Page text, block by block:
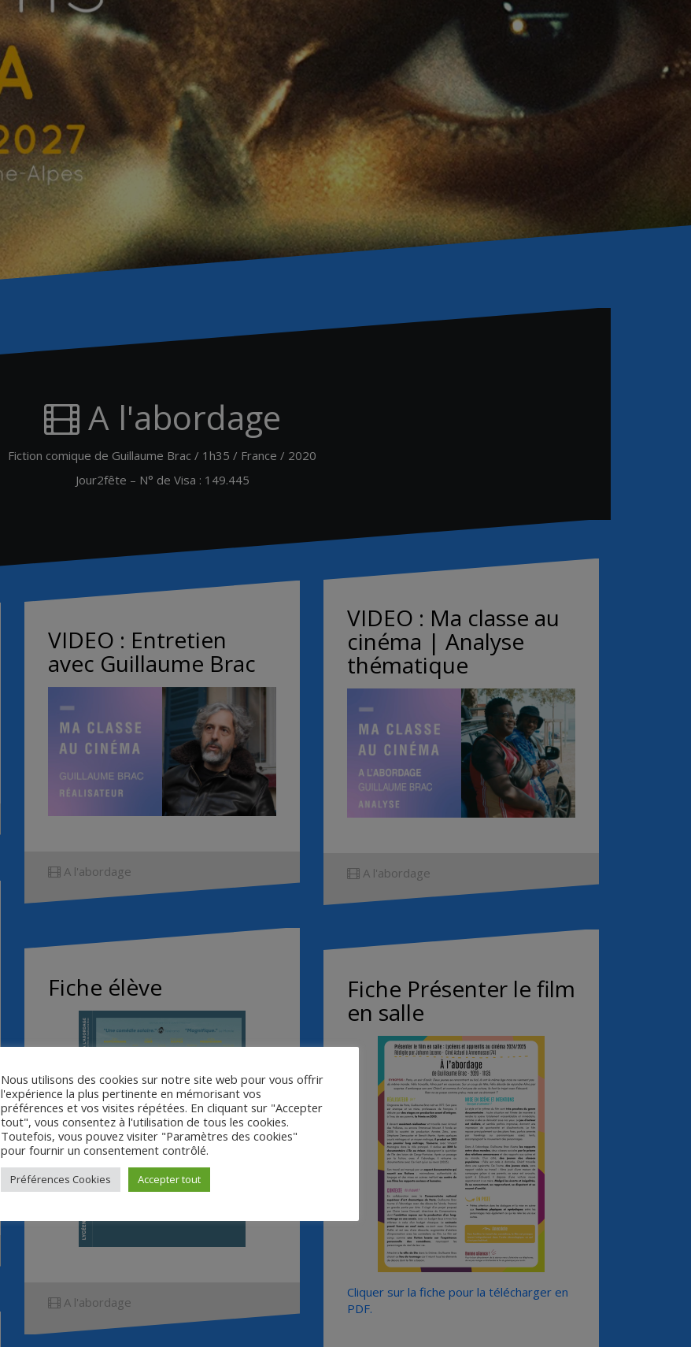
A l'abordage
Fiction comique de Guillaume Brac / 1h35 / France / 2020
Jour2fête – N° de Visa : 149.445
VIDEO : Entretien
avec Guillaume Brac
A l'abordage
VIDEO : Ma classe au
cinéma | Analyse
thématique
A l'abordage
Fiche élève
A l'abordage
Fiche Présenter le film
en salle
Cliquer sur la fiche pour la télécharger en
PDF.
Nous utilisons des cookies sur notre site web pour vous offrir
l'expérience la plus pertinente en mémorisant vos
préférences et vos visites répétées. En cliquant sur "Accepter
tout", vous consentez à l'utilisation de tous les cookies.
Toutefois, vous pouvez visiter "Paramètres des cookies"
pour fournir un consentement contrôlé.
Préférences Cookies Accepter tout